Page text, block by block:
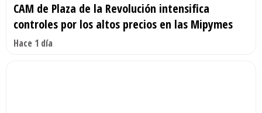
CAM de Plaza de la Revolución intensifica
controles por los altos precios en las Mipymes
Hace 1 día